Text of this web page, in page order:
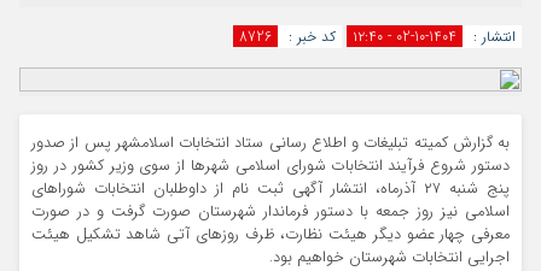
انتشار : 1404-10-02 - ۱۲:۴۰ کد خبر : 8726
به گزارش کمیته تبلیغات و اطلاع رسانی ستاد انتخابات اسلامشهر پس از صدور
دستور شروع فرآیند انتخابات شورای اسلامی شهرها از سوی وزیر کشور در روز
پنج شنبه ۲۷ آذرماه، انتشار آگهی ثبت نام از داوطلبان انتخابات شوراهای
اسلامی نیز روز جمعه با دستور فرماندار شهرستان صورت گرفت و در صورت
معرفی چهار عضو دیگر هیئت نظارت، ظرف روزهای آتی شاهد تشکیل هیئت
اجرایی انتخابات شهرستان خواهیم بود.